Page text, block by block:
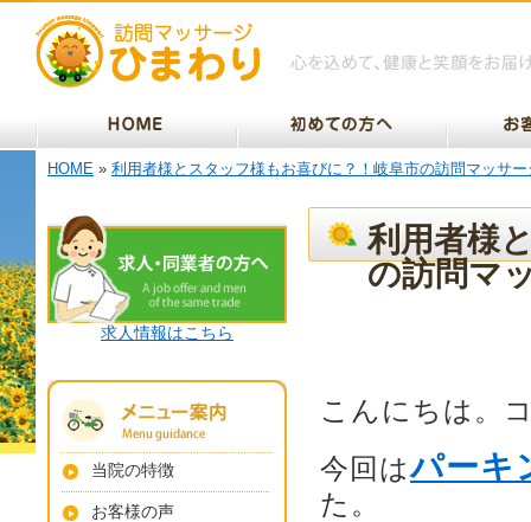
HOME » 利用者様とスタッフ様もお喜びに？！岐阜市の訪問マッサ
利用者様
の訪問マ
こんにちは。
今回はパーキ
た。
求人情報はこちら
当院の特徴
お客様の声